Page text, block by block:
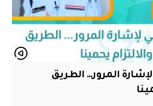
المرور… الطريق